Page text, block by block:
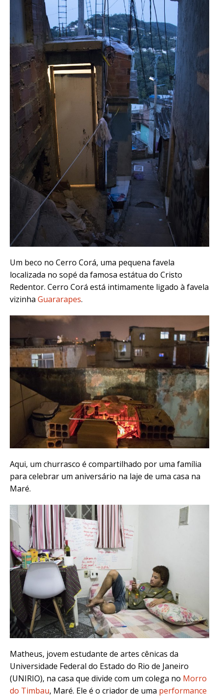
Um beco no Cerro Corá, uma pequena favela
localizada no sopé da famosa estátua do Cristo
Redentor. Cerro Corá está intimamente ligado à favela
vizinha Guararapes.
Aqui, um churrasco é compartilhado por uma família
para celebrar um aniversário na laje de uma casa na
Maré.
Matheus, jovem estudante de artes cênicas da
Universidade Federal do Estado do Rio de Janeiro
(UNIRIO), na casa que divide com um colega no Morro
do Timbau, Maré. Ele é o criador de uma performance